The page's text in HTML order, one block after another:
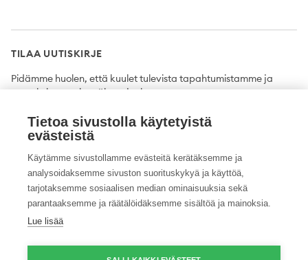
TILAA UUTISKIRJE
Pidämme huolen, että kuulet tulevista tapahtumistamme ja
uutuuksista ensimmäisten joukossa.
Tilaa
Twitter FacebookYouTubeInstagramLinkedIn
Tietoa sivustolla käytetyistä
evästeistä
Käytämme sivustollamme evästeitä kerätäksemme ja
analysoidaksemme sivuston suorituskykyä ja käyttöä,
tarjotaksemme sosiaalisen median ominaisuuksia sekä
parantaaksemme ja räätälöidäksemme sisältöä ja mainoksia.
Lue lisää